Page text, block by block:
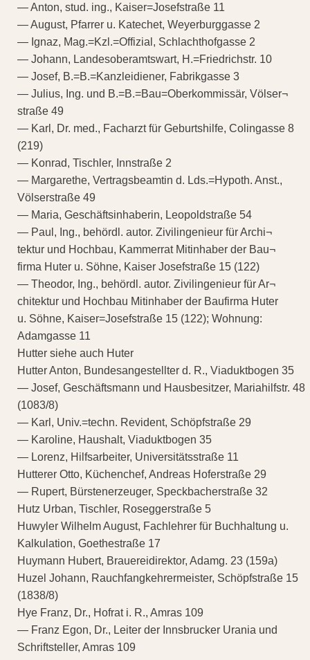
— Anton, stud. ing., Kaiser=Josefstraße 11
— August, Pfarrer u. Katechet, Weyerburggasse 2
— Ignaz, Mag.=Kzl.=Offizial, Schlachthofgasse 2
— Johann, Landesoberamtswart, H.=Friedrichstr. 10
— Josef, B.=B.=Kanzleidiener, Fabrikgasse 3
— Julius, Ing. und B.=B.=Bau=Oberkommissär, Völser¬
straße 49
— Karl, Dr. med., Facharzt für Geburtshilfe, Colingasse 8
(219)
— Konrad, Tischler, Innstraße 2
— Margarethe, Vertragsbeamtin d. Lds.=Hypoth. Anst.,
Völserstraße 49
— Maria, Geschäftsinhaberin, Leopoldstraße 54
— Paul, Ing., behördl. autor. Zivilingenieur für Archi¬
tektur und Hochbau, Kammerrat Mitinhaber der Bau¬
firma Huter u. Söhne, Kaiser Josefstraße 15 (122)
— Theodor, Ing., behördl. autor. Zivilingenieur für Ar¬
chitektur und Hochbau Mitinhaber der Baufirma Huter
u. Söhne, Kaiser=Josefstraße 15 (122); Wohnung:
Adamgasse 11
Hutter siehe auch Huter
Hutter Anton, Bundesangestellter d. R., Viaduktbogen 35
— Josef, Geschäftsmann und Hausbesitzer, Mariahilfstr. 48
(1083/8)
— Karl, Univ.=techn. Revident, Schöpfstraße 29
— Karoline, Haushalt, Viaduktbogen 35
— Lorenz, Hilfsarbeiter, Universitätsstraße 11
Hutterer Otto, Küchenchef, Andreas Hoferstraße 29
— Rupert, Bürstenerzeuger, Speckbacherstraße 32
Hutz Urban, Tischler, Roseggerstraße 5
Huwyler Wilhelm August, Fachlehrer für Buchhaltung u.
Kalkulation, Goethestraße 17
Huymann Hubert, Brauereidirektor, Adamg. 23 (159a)
Huzel Johann, Rauchfangkehrermeister, Schöpfstraße 15
(1838/8)
Hye Franz, Dr., Hofrat i. R., Amras 109
— Franz Egon, Dr., Leiter der Innsbrucker Urania und
Schriftsteller, Amras 109